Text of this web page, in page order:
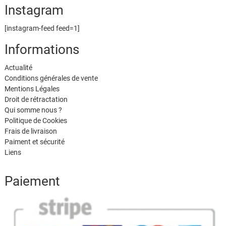
Instagram
[instagram-feed feed=1]
Informations
Actualité
Conditions générales de vente
Mentions Légales
Droit de rétractation
Qui somme nous ?
Politique de Cookies
Frais de livraison
Paiment et sécurité
Liens
Paiement